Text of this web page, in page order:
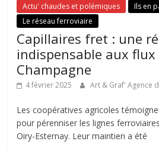
Actu' chaudes et polémiques
Ils en
Le réseau ferroviaire
Capillaires fret : une
indispensable aux flux
Champagne
4 février 2025 Art & Graf' Agence
Les coopératives agricoles
pour pérenniser les lignes
Oiry-Esternay. Leur maintien a été